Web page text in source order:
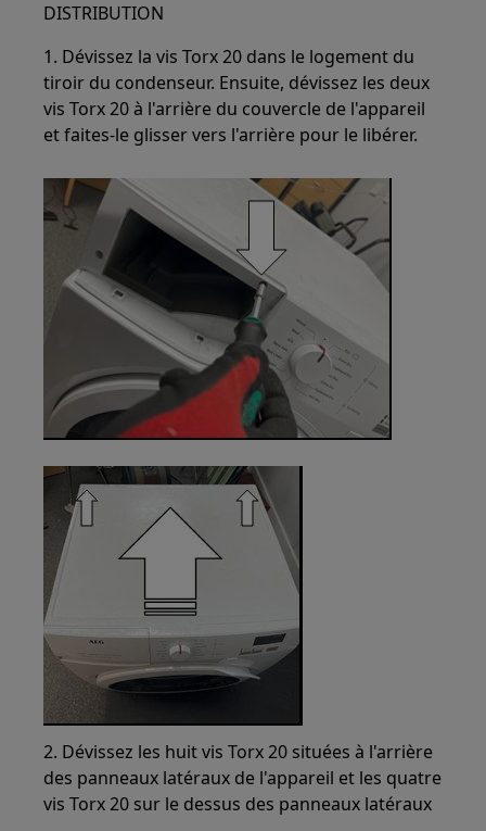
DISTRIBUTION
1. Dévissez la vis Torx 20 dans le logement du
tiroir du condenseur. Ensuite, dévissez les deux
vis Torx 20 à l'arrière du couvercle de l'appareil
et faites-le glisser vers l'arrière pour le libérer.
2. Dévissez les huit vis Torx 20 situées à l'arrière
des panneaux latéraux de l'appareil et les quatre
vis Torx 20 sur le dessus des panneaux latéraux